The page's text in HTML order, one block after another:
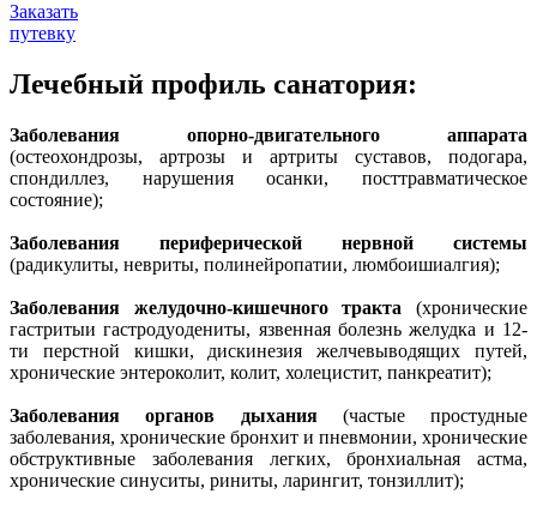
Заказать
путевку
Лечебный профиль санатория:
Заболевания опорно-двигательного аппарата
(остеохондрозы, артрозы и артриты суставов, подогара,
спондиллез, нарушения осанки, посттравматическое
состояние);
Заболевания периферической нервной системы
(радикулиты, невриты, полинейропатии, люмбоишиалгия);
Заболевания желудочно-кишечного тракта (хронические
гастритыи гастродуодениты, язвенная болезнь желудка и 12-
ти перстной кишки, дискинезия желчевыводящих путей,
хронические энтероколит, колит, холецистит, панкреатит);
Заболевания органов дыхания(частые простудные
заболевания, хронические бронхит и пневмонии, хронические
обструктивные заболевания легких, бронхиальная астма,
хронические синуситы, риниты, ларингит, тонзиллит);